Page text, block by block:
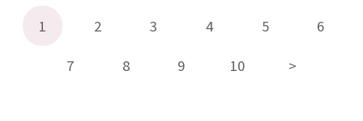
1 2 3 4 5 6
7 8 9 10